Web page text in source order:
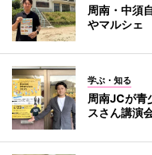
周南・中須
やマルシェ
学ぶ・知る
周南JCが青
スさん講演